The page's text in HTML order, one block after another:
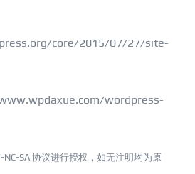
core/2015/07/27/site-
wordpress-
NC-SA协议进行授权，如无注明均为原